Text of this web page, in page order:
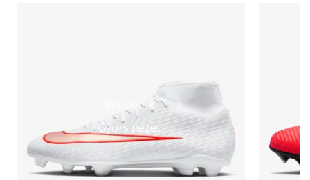
Részletek
Gyors nézet